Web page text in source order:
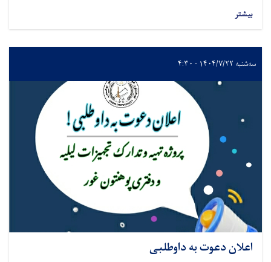
بیشتر
سه‌شنبه ۱۴۰۴/۷/۲۲ - ۴:۳۰
اعلان دعوت به داوطلبی